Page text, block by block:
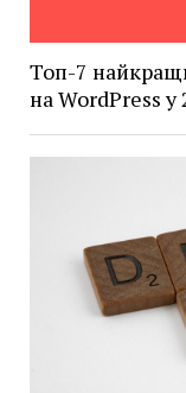
Топ-7
на WordPress у